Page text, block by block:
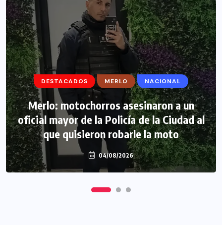
DESTACADOS MERLO NACIONAL
Merlo: motochorros asesinaron a un
oficial mayor de la Policía de la Ciudad al
que quisieron robarle la moto
04/08/2026
DESTACADOS MERLO MORÓN
Morón: se negó a declarar la funcionaria
narco y seguirá detenida camino a
prisión preventiva
04/08/2026